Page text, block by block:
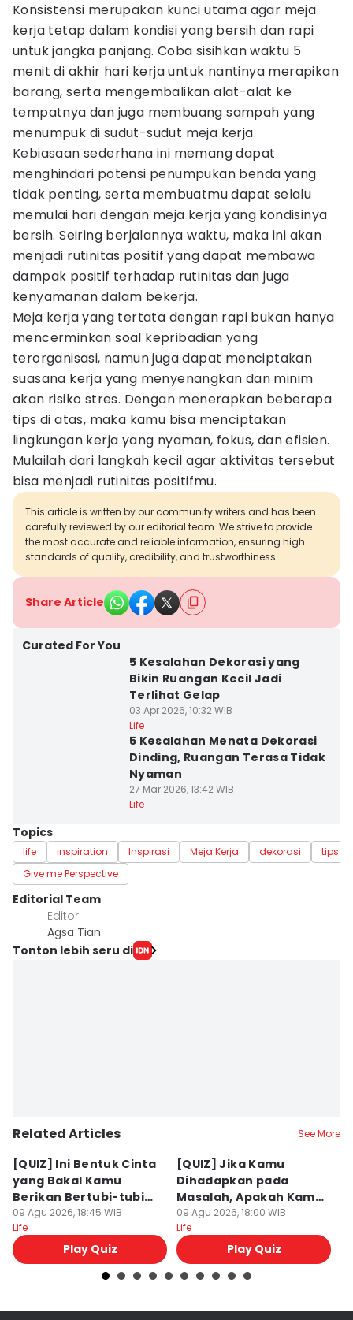
Konsistensi merupakan kunci utama agar meja
kerja tetap dalam kondisi yang bersih dan rapi
untuk jangka panjang. Coba sisihkan waktu 5
menit di akhir hari kerja untuk nantinya merapikan
barang, serta mengembalikan alat-alat ke
tempatnya dan juga membuang sampah yang
menumpuk di sudut-sudut meja kerja.
Kebiasaan sederhana ini memang dapat
menghindari potensi penumpukan benda yang
tidak penting, serta membuatmu dapat selalu
memulai hari dengan meja kerja yang kondisinya
bersih. Seiring berjalannya waktu, maka ini akan
menjadi rutinitas positif yang dapat membawa
dampak positif terhadap rutinitas dan juga
kenyamanan dalam bekerja.
Meja kerja yang tertata dengan rapi bukan hanya
mencerminkan soal kepribadian yang
terorganisasi, namun juga dapat menciptakan
suasana kerja yang menyenangkan dan minim
akan risiko stres. Dengan menerapkan beberapa
tips di atas, maka kamu bisa menciptakan
lingkungan kerja yang nyaman, fokus, dan efisien.
Mulailah dari langkah kecil agar aktivitas tersebut
bisa menjadi rutinitas positifmu.
This article is written by our community writers and has been
carefully reviewed by our editorial team. We strive to provide
the most accurate and reliable information, ensuring high
standards of quality, credibility, and trustworthiness.
Share Article
Curated For You
5 Kesalahan Dekorasi yang
Bikin Ruangan Kecil Jadi
Terlihat Gelap
03 Apr 2026, 10:32 WIB
Life
5 Kesalahan Menata Dekorasi
Dinding, Ruangan Terasa Tidak
Nyaman
27 Mar 2026, 13:42 WIB
Life
Topics
life inspiration Inspirasi Meja Kerja dekorasi
tips
Give me Perspective
Editorial Team
Editor
Agsa Tian
Tonton lebih seru di
Related Articles See More
[QUIZ] Ini Bentuk Cinta
yang Bakal Kamu
Berikan Bertubi-tubi
untuknya
09 Agu 2026, 18:45 WIB
Life
Play Quiz
[QUIZ] Jika Kamu
Dihadapkan pada
Masalah, Apakah Kamu
Mudah Marah atau
Penyabar?
09 Agu 2026, 18:00 WIB
Life
Play Quiz